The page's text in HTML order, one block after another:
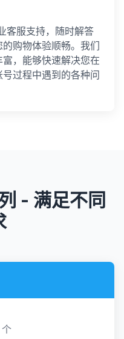
客服支持，随时解答
购物体验顺畅。我们
，能够快速解决您在
过程中遇到的各种问
- 满足不同